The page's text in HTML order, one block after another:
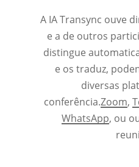
A IA Transync ouve
e a de outros
distingue
e os traduz,
diversas
conferência.Zoom,
WhatsApp, ou